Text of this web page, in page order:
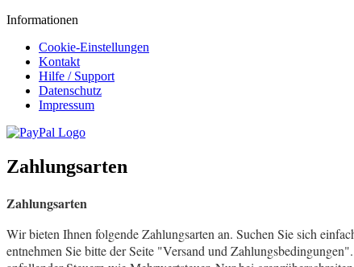
Informationen
Cookie-Einstellungen
Kontakt
Hilfe / Support
Datenschutz
Impressum
Zahlungsarten
Zahlungsarten
Wir bieten Ihnen folgende Zahlungsarten an. Suchen Sie sich
entnehmen Sie bitte der Seite "Versand und